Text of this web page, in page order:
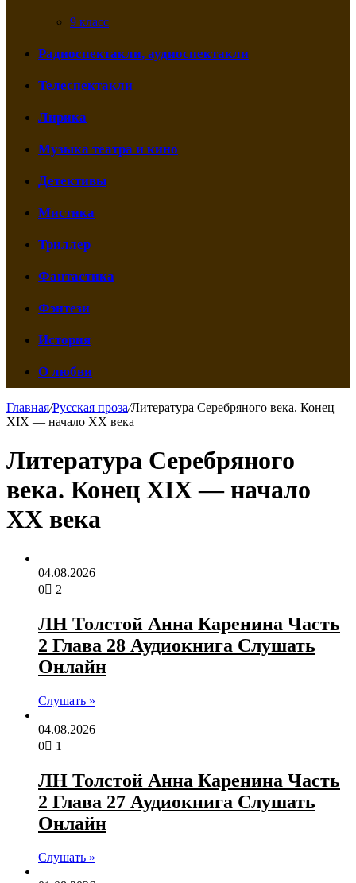
9 класс
Радиоспектакли, аудиоспектакли
Телеспектакли
Лирика
Музыка театра и кино
Детективы
Мистика
Триллер
Фантастика
Фэнтези
История
О любви
Главная/Русская проза/Литература Серебряного века. Конец
XIX — начало XX века
Литература Серебряного
века. Конец XIX — начало
XX века
04.08.2026
0
2
ЛН Толстой Анна Каренина Часть
2 Глава 28 Аудиокнига Слушать
Онлайн
Слушать »
04.08.2026
0
1
ЛН Толстой Анна Каренина Часть
2 Глава 27 Аудиокнига Слушать
Онлайн
Слушать »